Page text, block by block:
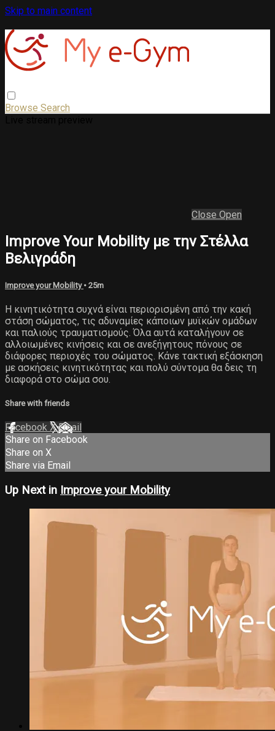
Skip to main content
Browse Search
Close Open
Improve Your Mobility με την Στέλλα
Βελιγράδη
Improve your Mobility • 25m
Η κινητικότητα συχνά είναι περιορισμένη από την κακή
στάση σώματος, τις αδυναμίες κάποιων μυϊκών ομάδων
και παλιούς τραυματισμούς. Όλα αυτά καταλήγουν σε
αλλοιωμένες κινήσεις και σε ανεξήγητους πόνους σε
διάφορες περιοχές του σώματος. Κάνε τακτική εξάσκηση
με ασκήσεις κινητικότητας και πολύ σύντομα θα δεις τη
διαφορά στο σώμα σου.
Share with friends
Facebook XEmail
Share on Facebook
Share on X
Share via Email
Up Next in Improve your Mobility